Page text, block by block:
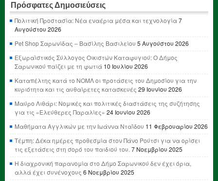
Πρόσφατες Δημοσιεύσεις
Πολιτική Προστασία: Νέα εναέρια μέσα και τεχνολογία7
Αυγούστου 2026
Pet Shop Σαρωνίδας – Βασίλης Βασιλείου 5 Αυγούστου 2026
Εξωραϊστικός Σύλλογος Οικιστών Καταφυγιού: Ο Δήμος
Σαρωνικού παίζει με τη φωτιά 10 Ιουλίου 2026
Καταπέλτης κατά το ΝΟΜΛ οι προτάσεις του Δημοσίου για την
κυριότητα και τις αυθαίρετες κατασκευές 29 Ιουνίου 2026
Μαύρο Λιθάρι: Νομικές και πολιτικές διαστάσεις της συζήτησης
για τις «Ελεύθερες Παραλίες» 24 Ιουνίου 2026
Μαθήματα Αγγλικών με την Ιωάννα Νταΐδου 11 Φεβρουαρίου 2026
Τέμπη: Δέκα ημέρες προθεσμία στον Πάνο Ρούτσι για να ορίσει
τις εξετάσεις στη σορό του παιδιού του. 7 Νοεμβρίου 2025
Η διαχρονική παρανομία στο Δήμο Σαρωνικού δεν έχει όρια,
αλλά έχει συνένοχους 6 Νοεμβρίου 2025